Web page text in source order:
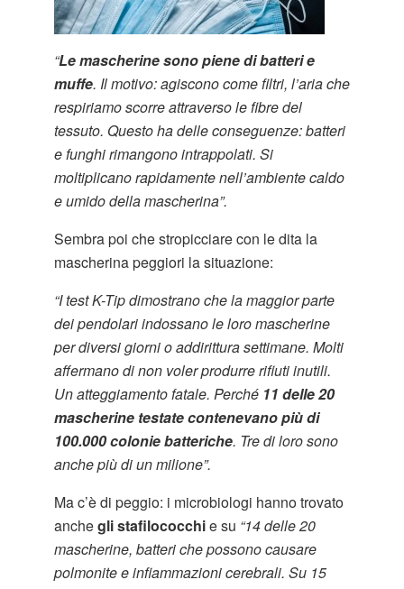
“Le mascherine sono piene di batteri e
muffe. Il motivo: agiscono come filtri, l’aria che
respiriamo scorre attraverso le fibre del
tessuto. Questo ha delle conseguenze: batteri
e funghi rimangono intrappolati. Si
moltiplicano rapidamente nell’ambiente caldo
e umido della mascherina”.
Sembra poi che stropicciare con le dita la
mascherina peggiori la situazione:
“I test K-Tip dimostrano che la maggior parte
dei pendolari indossano le loro mascherine
per diversi giorni o addirittura settimane. Molti
affermano di non voler produrre rifiuti inutili.
Un atteggiamento fatale. Perché 11 delle 20
mascherine testate contenevano più di
100.000 colonie batteriche. Tre di loro sono
anche più di un milione”.
Ma c’è di peggio: i microbiologi hanno trovato
anchegli stafilococchie su “14 delle 20
mascherine, batteri che possono causare
polmonite e infiammazioni cerebrali. Su 15